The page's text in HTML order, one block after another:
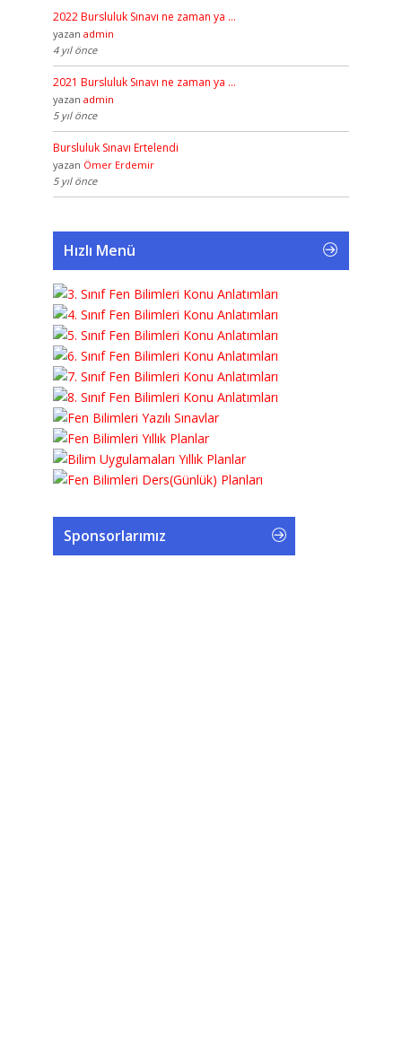
2022 Bursluluk Sınavı ne zaman ya …
yazan admin
4 yıl önce
2021 Bursluluk Sınavı ne zaman ya …
yazan admin
5 yıl önce
Bursluluk Sınavı Ertelendi
yazan Ömer Erdemir
5 yıl önce
Hızlı Menü
Sponsorlarımız